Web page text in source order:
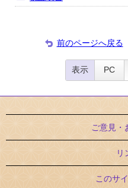
前のページへ戻る
表示 PC
ご意見・
リ
このサ